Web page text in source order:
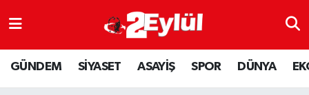
GÜNDEM SİYASET ASAYİŞ SPOR DÜNYA
ASAYİŞ
DÜNYA
Nöbetçi Eczaneler
Hava Durumu